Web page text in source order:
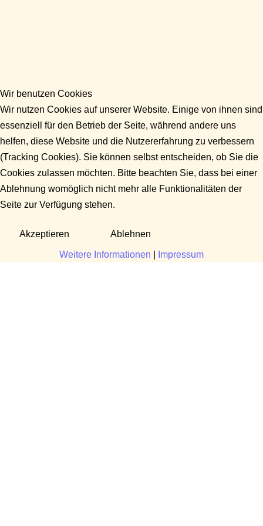
Wir benutzen Cookies
Wir nutzen Cookies auf unserer Website. Einige von ihnen sind
essenziell für den Betrieb der Seite, während andere uns
helfen, diese Website und die Nutzererfahrung zu verbessern
(Tracking Cookies). Sie können selbst entscheiden, ob Sie die
Cookies zulassen möchten. Bitte beachten Sie, dass bei einer
Ablehnung womöglich nicht mehr alle Funktionalitäten der
Seite zur Verfügung stehen.
Akzeptieren Ablehnen
Weitere Informationen Impressum